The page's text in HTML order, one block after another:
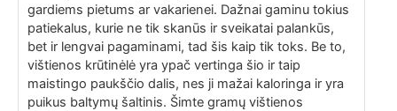
gardiems pietums ar vakarienei. Dažnai gaminu tokius
patiekalus, kurie ne tik skanūs ir sveikatai palankūs,
bet ir lengvai pagaminami, tad šis kaip tik toks. Be to,
vištienos krūtinėlė yra ypač vertinga šio ir taip
maistingo paukščio dalis, nes ji mažai kaloringa ir yra
puikus baltymų šaltinis. Šimte gramų vištienos